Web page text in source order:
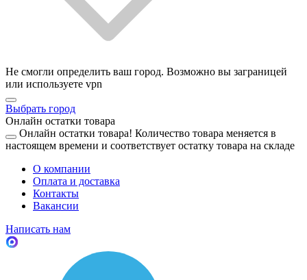
Не смогли определить ваш город. Возможно вы заграницей
или используете vpn
Выбрать город
Онлайн остатки товара
Онлайн остатки товара! Количество товара меняется в
настоящем времени и соответствует остатку товара на складе
О компании
Оплата и доставка
Контакты
Вакансии
Написать нам